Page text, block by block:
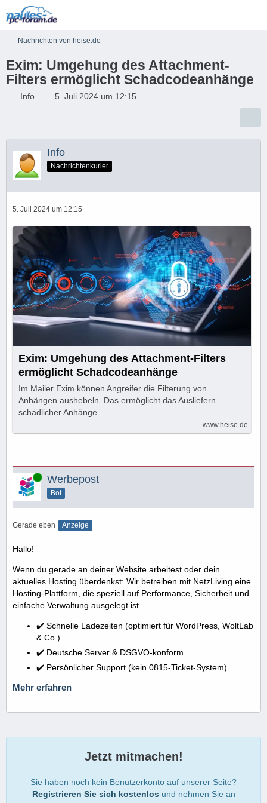
Nachrichten von heise.de
Exim: Umgehung des Attachment-
Filters ermöglicht Schadcodeanhänge
Info 5. Juli 2024 um 12:15
Info
Nachrichtenkurier
5. Juli 2024 um 12:15
Exim: Umgehung des Attachment-Filters
ermöglicht Schadcodeanhänge
Im Mailer Exim können Angreifer die Filterung von
Anhängen aushebeln. Das ermöglicht das Ausliefern
schädlicher Anhänge.
www.heise.de
Online Werbepost
Bot
Gerade eben Anzeige
Hallo!
Wenn du gerade an deiner Website arbeitest oder dein
aktuelles Hosting überdenkst: Wir betreiben mit NetzLiving eine
Hosting-Plattform, die speziell auf Performance, Sicherheit und
einfache Verwaltung ausgelegt ist.
✔️ Schnelle Ladezeiten (optimiert für WordPress, WoltLab
& Co.)
✔️ Deutsche Server & DSGVO-konform
✔️ Persönlicher Support (kein 0815-Ticket-System)
Mehr erfahren
Jetzt mitmachen!
Sie haben noch kein Benutzerkonto auf unserer Seite?
Registrieren Sie sich kostenlos und nehmen Sie an